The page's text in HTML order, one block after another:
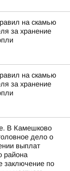
на скамью
за хранение
на скамью
за хранение
В Камешково
дело о
выплат
района
заключение по